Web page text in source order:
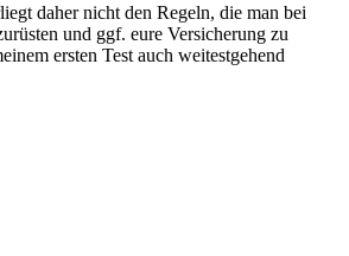
daher nicht den Regeln, die man bei
und ggf. eure Versicherung zu
ersten Test auch weitestgehend